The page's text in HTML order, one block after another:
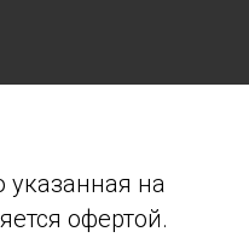
указанная на
офертой.